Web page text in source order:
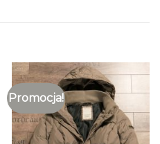
Promocja!